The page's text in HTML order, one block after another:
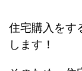
住宅購入をす
します！